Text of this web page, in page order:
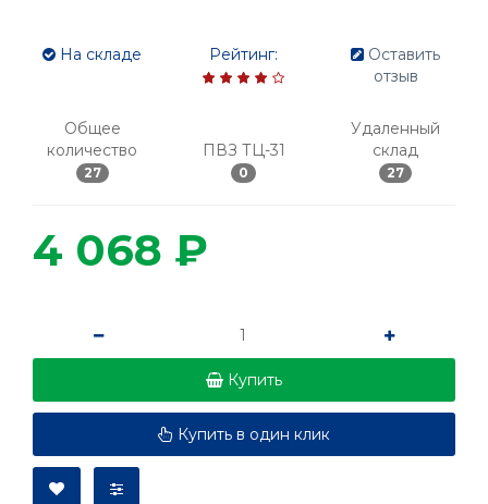
На складе
Общее
количество
27
Рейтинг:
ПВЗ ТЦ-31
0
Оставить
отзыв
Удаленный
склад
27
4 068 ₽
Купить
Купить в один клик